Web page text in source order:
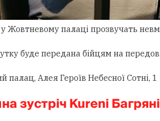
Жовтневому палаці прозвучать
буде передана бійцям на
палац, Алея Героїв Небесної Сотні, 1
зустріч Kureni Багряні